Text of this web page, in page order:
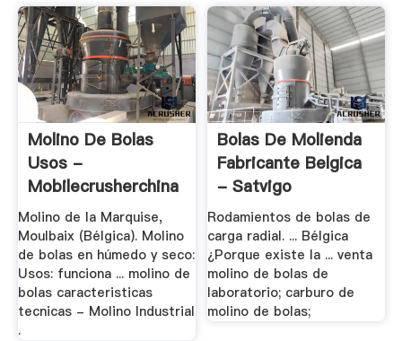
Molino De Bolas
Usos -
Mobilecrusherchina
Molino de la Marquise,
Moulbaix (Bélgica). Molino
de bolas en húmedo y seco:
Usos: funciona ... molino de
bolas caracteristicas
tecnicas - Molino Industrial
.
Bolas De Molienda
Fabricante Belgica
- Satvigo
Rodamientos de bolas de
carga radial. ... Bélgica
¿Porque existe la ... venta
molino de bolas de
laboratorio; carburo de
molino de bolas;